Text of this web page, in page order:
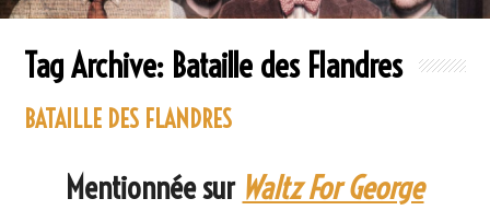
Tag Archive: Bataille des Flandres
BATAILLE DES FLANDRES
Mentionnée sur Waltz For George